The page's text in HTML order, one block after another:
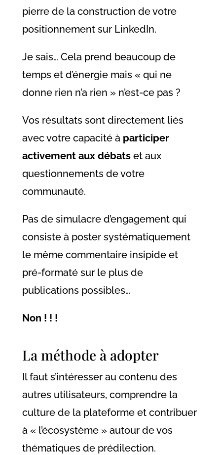
pierre de la construction de votre
positionnement sur LinkedIn.
Je sais… Cela prend beaucoup de
temps et d’énergie mais « qui ne
donne rien n’a rien » n’est-ce pas ?
Vos résultats sont directement liés
avec votre capacité à participer
activement aux débats et aux
questionnements de votre
communauté.
Pas de simulacre d’engagement qui
consiste à poster systématiquement
le même commentaire insipide et
pré-formaté sur le plus de
publications possibles…
Non ! ! !
La méthode à adopter
Il faut s’intéresser au contenu des
autres utilisateurs, comprendre la
culture de la plateforme et contribuer
à « l’écosystème » autour de vos
thématiques de prédilection.